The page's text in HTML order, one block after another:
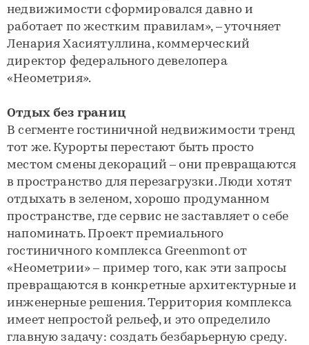
недвижимости сформировался давно и
работает по жестким правилам», – уточняет
Ленария Хасиятуллина, коммерческий
директор федерального девелопера
«Неометрия».
Отдых без границ
В сегменте гостиничной недвижимости тренд
тот же. Курорты перестают быть просто
местом смены декораций – они превращаются
в пространство для перезагрузки. Люди хотят
отдыхать в зеленом, хорошо продуманном
пространстве, где сервис не заставляет о себе
напоминать. Проект премиального
гостиничного комплекса Greenmont от
«Неометрии» – пример того, как эти запросы
превращаются в конкретные архитектурные и
инженерные решения. Территория комплекса
имеет непростой рельеф, и это определило
главную задачу: создать безбарьерную среду.